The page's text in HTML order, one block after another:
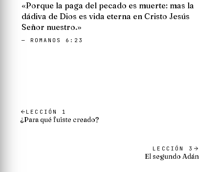
«Porque la paga del pecado es muerte: mas la
dádiva de Dios es vida eterna en Cristo Jesús
Señor nuestro.»
— ROMANOS 6:23
LECCIÓN 1
¿Para qué fuiste creado?
LECCIÓN 3
El segundo Adán